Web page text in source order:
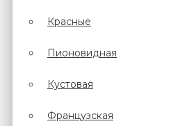
Красные
Пионовидная
Кустовая
Французская